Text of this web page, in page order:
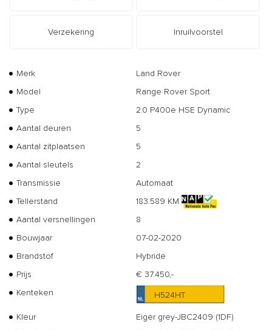
Verzekering Inruilvoorstel
Merk
Land Rover
Model
Range Rover Sport
Type
2.0 P400e HSE Dynamic
Aantal deuren
5
Aantal zitplaatsen
5
Aantal sleutels
2
Transmissie
Automaat
Tellerstand
183.589 KM
Aantal versnellingen
8
Bouwjaar
07-02-2020
Brandstof
Hybride
Prijs
€ 37.450,-
Kenteken
H524HT
Kleur
Eiger grey-JBC2409 (1DF)